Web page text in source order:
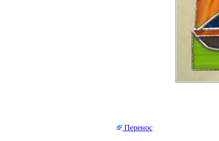
Перенос